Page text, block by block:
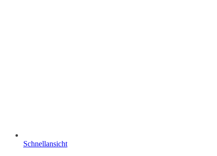
Schnellansicht